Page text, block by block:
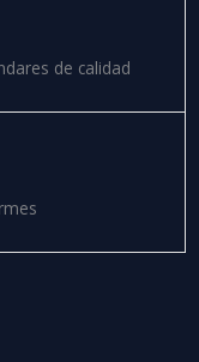
de calidad